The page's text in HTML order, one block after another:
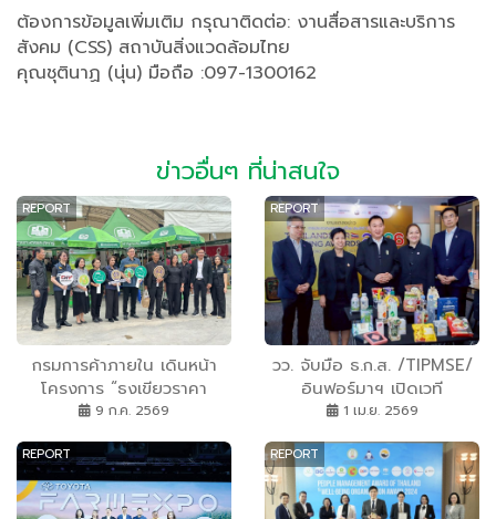
ต้องการข้อมูลเพิ่มเติม กรุณาติดต่อ: งานสื่อสารและบริการ
สังคม (CSS) สถาบันสิ่งแวดล้อมไทย
คุณชุตินาฏ (นุ่น) มือถือ :097-1300162
ข่าวอื่นๆ ที่น่าสนใจ
REPORT
กรมการค้าภายใน เดินหน้า
โครงการ “ธงเขียวราคา
ประหยัดพลัส” ช่วยเกษตรกร
จังหวัดขอนแก่น
9 ก.ค. 2569
REPORT
วว. จับมือ ธ.ก.ส. /TIPMSE/
อินฟอร์มาฯ เปิดเวที
“ThailandStar Packaging
ยอดนวัตกรรมสร้างสรรค์
บรรจุภัณฑ์แห่งอนาคต ชิง
รางวัลรวมกว่า 200,000 บาท
1 เม.ย. 2569
REPORT REPORT